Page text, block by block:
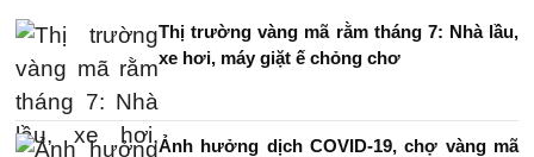
Thị trường vàng mã rằm tháng 7: Nhà lầu,
xe hơi, máy giặt ế chỏng chơ
Ảnh hưởng dịch COVID-19, chợ vàng mã